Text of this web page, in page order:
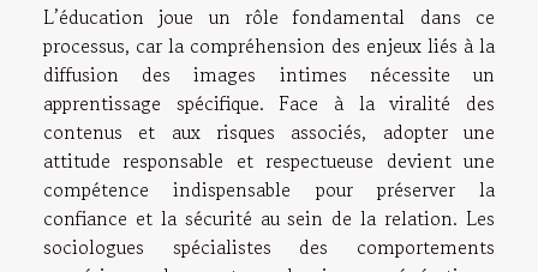
L’éducation joue un rôle fondamental dans ce
processus, car la compréhension des enjeux liés à la
diffusion des images intimes nécessite un
apprentissage spécifique. Face à la viralité des
contenus et aux risques associés, adopter une
attitude responsable et respectueuse devient une
compétence indispensable pour préserver la
confiance et la sécurité au sein de la relation. Les
sociologues spécialistes des comportements